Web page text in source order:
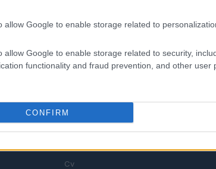
allow Google to enable storage related to
allow Google to enable storage related to security,
functionality and fraud prevention, and other user
CONFIRMTROVARE LAVORO
STIPENDI
GUIDE
Cv